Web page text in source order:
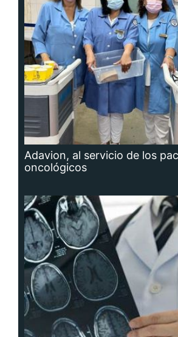
Adavion, al servicio de los
oncológicos